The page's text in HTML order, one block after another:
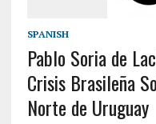
SPANISH
Pablo Soria de
Crisis Brasileña
Norte de Uruguay